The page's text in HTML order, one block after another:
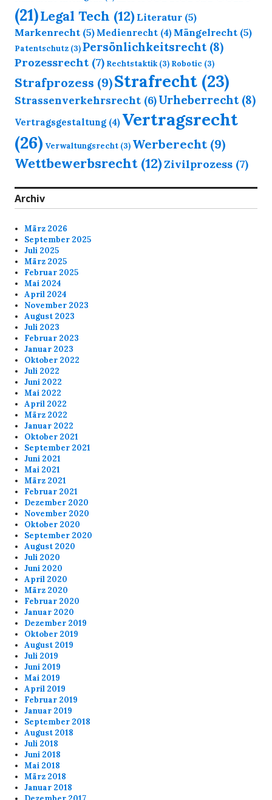
(21)Legal Tech (12) Literatur (5)
Markenrecht (5) Medienrecht (4) Mängelrecht (5)
Patentschutz (3)Persönlichkeitsrecht(8)
Prozessrecht (7) Rechtstaktik(3) Robotic (3)
Strafprozess (9)Strafrecht (23)
Strassenverkehrsrecht (6)Urheberrecht(8)
Vertragsgestaltung (4) Vertragsrecht
(26) Verwaltungsrecht (3) Werberecht(9)
Wettbewerbsrecht(12)Zivilprozess (7)
Archiv
März 2026
September 2025
Juli 2025
März 2025
Februar 2025
Mai 2024
April 2024
November 2023
August 2023
Juli 2023
Februar 2023
Januar 2023
Oktober 2022
Juli 2022
Juni 2022
Mai 2022
April 2022
März 2022
Januar 2022
Oktober 2021
September 2021
Juni 2021
Mai 2021
März 2021
Februar 2021
Dezember 2020
November 2020
Oktober 2020
September 2020
August 2020
Juli 2020
Juni 2020
April 2020
März 2020
Februar 2020
Januar 2020
Dezember 2019
Oktober 2019
August 2019
Juli 2019
Juni 2019
Mai 2019
April 2019
Februar 2019
Januar 2019
September 2018
August 2018
Juli 2018
Juni 2018
Mai 2018
März 2018
Januar 2018